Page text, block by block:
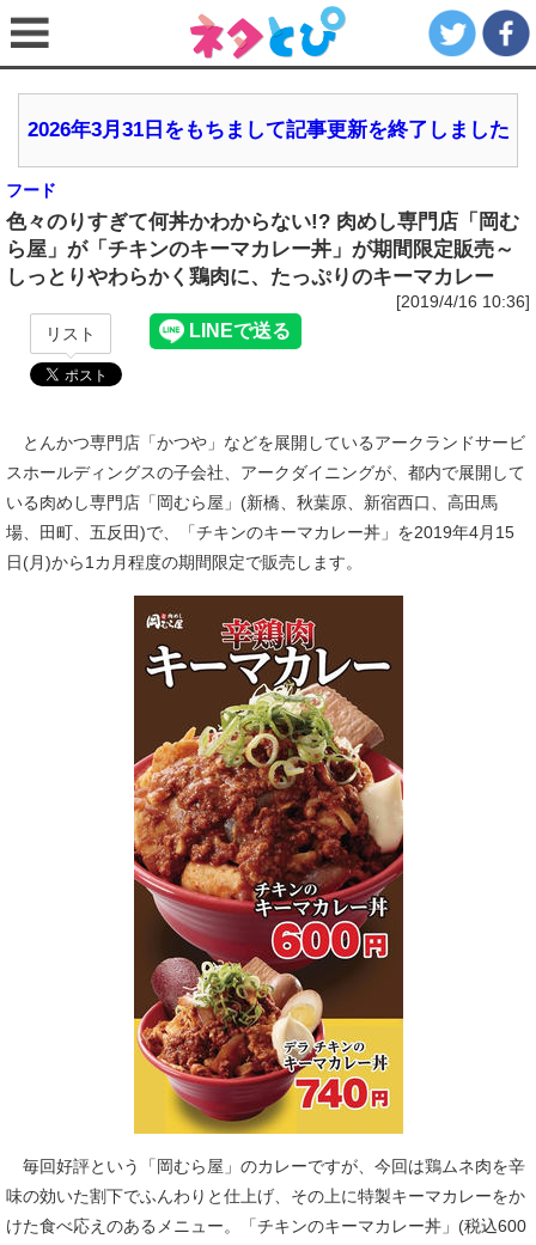
2026年3月31日をもちまして記事更新を終了しました
フード
色々のりすぎて何丼かわからない!? 肉めし専門店「岡む
ら屋」が「チキンのキーマカレー丼」が期間限定販売～
しっとりやわらかく鶏肉に、たっぷりのキーマカレー
[2019/4/16 10:36]
リスト
とんかつ専門店「かつや」などを展開しているアークランドサービ
スホールディングスの子会社、アークダイニングが、都内で展開して
いる肉めし専門店「岡むら屋」(新橋、秋葉原、新宿西口、高田馬
場、田町、五反田)で、「チキンのキーマカレー丼」を2019年4月15
日(月)から1カ月程度の期間限定で販売します。
毎回好評という「岡むら屋」のカレーですが、今回は鶏ムネ肉を辛
味の効いた割下でふんわりと仕上げ、その上に特製キーマカレーをか
けた食べ応えのあるメニュー。「チキンのキーマカレー丼」(税込600